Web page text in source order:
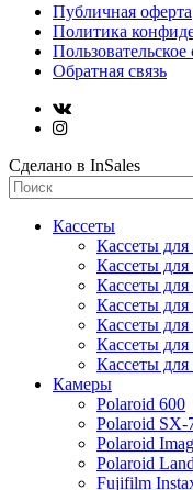
Публичная оферта
Политика
Обратная связь
Сделано в InSales
Кассеты
Кассеты
Кассеты
Кассеты для
Кассеты
Кассеты
Кассеты
Кассеты
Камеры
Polaroid 600
Polaroid SX-
Polaroid
Polaroid Land
Fujifilm